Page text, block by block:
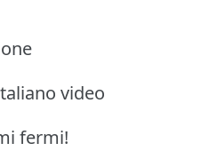
video
fermi!